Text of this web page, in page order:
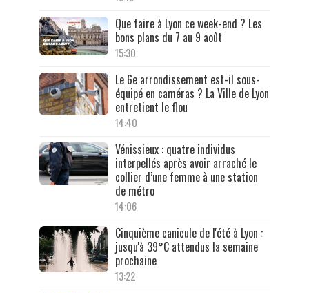
Que faire à Lyon ce week-end ? Les
bons plans du 7 au 9 août
15:30
Le 6e arrondissement est-il sous-
équipé en caméras ? La Ville de Lyon
entretient le flou
14:40
Vénissieux : quatre individus
interpellés après avoir arraché le
collier d’une femme à une station
de métro
14:06
Cinquième canicule de l'été à Lyon :
jusqu'à 39°C attendus la semaine
prochaine
13:22